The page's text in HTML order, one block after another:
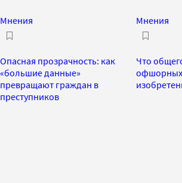
Мнения
Опасная прозрачность: как
«большие данные»
превращают граждан в
преступников
Мнения
Что
офшорных